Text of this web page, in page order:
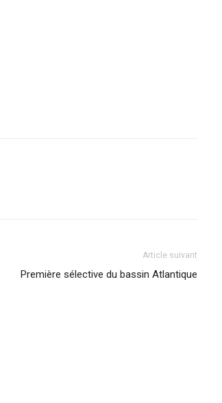
Article suivant
Première sélective du bassin Atlantique